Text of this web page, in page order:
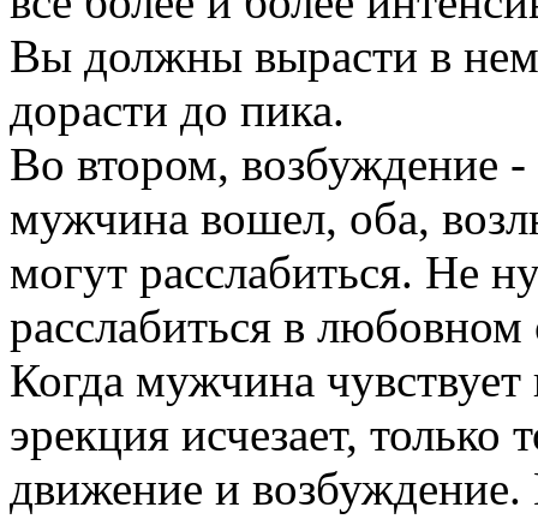
Вы должны вырасти в
дорасти до пика.
Во втором, возбуждение -
мужчина вошел, оба,
могут расслабиться. Не
расслабиться в любовном
Когда мужчина
эрекция исчезает,
движение и возбуждение.